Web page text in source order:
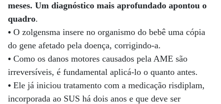
meses. Um diagnóstico mais aprofundado apontou o
quadro.
• O zolgensma insere no organismo do bebê uma cópia
do gene afetado pela doença, corrigindo-a.
• Como os danos motores causados pela AME são
irreversíveis, é fundamental aplicá-lo o quanto antes.
• Ele já iniciou tratamento com a medicação risdiplam,
incorporada ao SUS há dois anos e que deve ser